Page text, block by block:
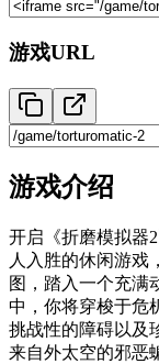
游戏URL
游戏介绍
开启《折磨模拟器
人入胜的休闲游戏
图，踏入一个充满
中，你将穿梭于危
挑战性的障碍以及
来自外太空的邪恶